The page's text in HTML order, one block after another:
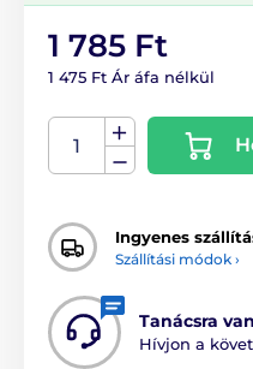
1 785 Ft
1 475 Ft Ár áfa nélkül
Ingyenes
Szállítási módok ›
Tanácsra
Hívjon a